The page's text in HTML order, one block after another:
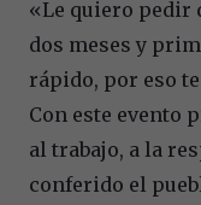
«Le quiero pedir
dos meses y
rápido, por eso
Con este evento
al trabajo, a la
conferido el